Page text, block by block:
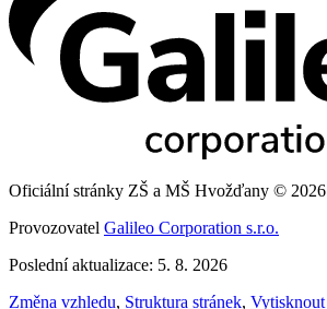
Oficiální stránky ZŠ a MŠ Hvožďany © 2026
Provozovatel Galileo Corporation s.r.o.
Poslední aktualizace: 5. 8. 2026
Změna vzhledu, Struktura stránek, Vytisknout